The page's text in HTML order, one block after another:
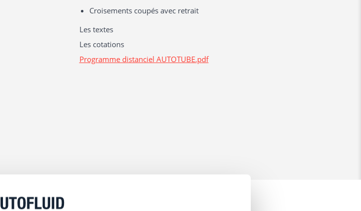
Croisements coupés avec retrait
Les textes
Les cotations
Programme distanciel AUTOTUBE.pdf